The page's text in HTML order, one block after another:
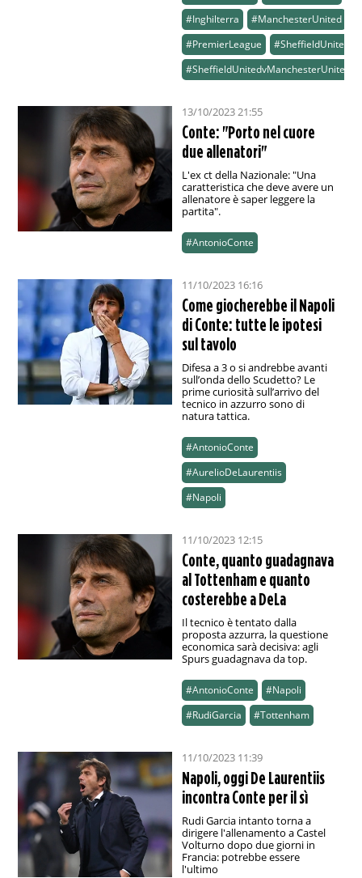
#Inghilterra
#ManchesterUnited
#PremierLeague
#SheffieldUnited
#SheffieldUnitedvManchesterUnited
13/10/2023 21:55
Conte: "Porto nel cuore
due allenatori"
L'ex ct della Nazionale: "Una
caratteristica che deve avere un
allenatore è saper leggere la
partita".
#AntonioConte
11/10/2023 16:16
Come giocherebbe il Napoli
di Conte: tutte le ipotesi
sul tavolo
Difesa a 3 o si andrebbe avanti
sull’onda dello Scudetto? Le
prime curiosità sull’arrivo del
tecnico in azzurro sono di
natura tattica.
#AntonioConte
#AurelioDeLaurentiis
#Napoli
11/10/2023 12:15
Conte, quanto guadagnava
al Tottenham e quanto
costerebbe a DeLa
Il tecnico è tentato dalla
proposta azzurra, la questione
economica sarà decisiva: agli
Spurs guadagnava da top.
#AntonioConte
#Napoli
#RudiGarcia
#Tottenham
11/10/2023 11:39
Napoli, oggi De Laurentiis
incontra Conte per il sì
Rudi Garcia intanto torna a
dirigere l'allenamento a Castel
Volturno dopo due giorni in
Francia: potrebbe essere
l'ultimo